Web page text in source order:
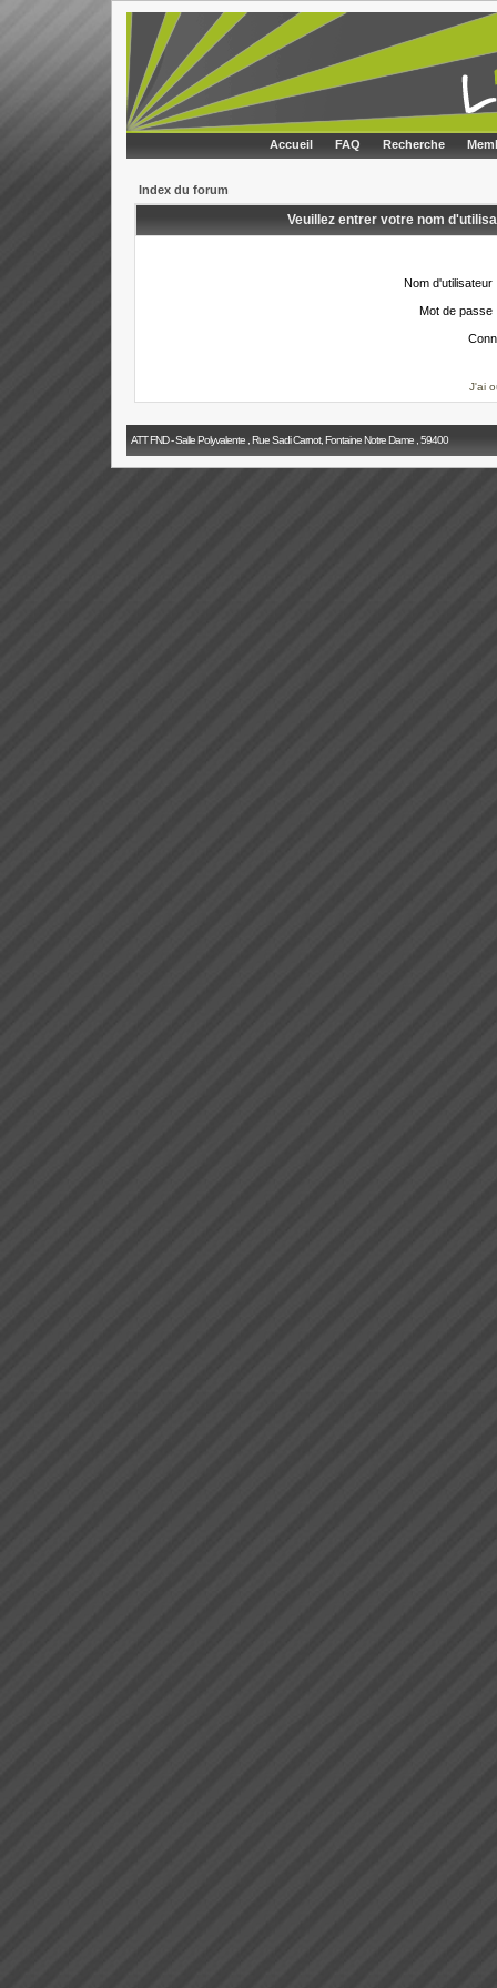
Accueil FAQ Recherche
Index du forum
Veuillez entrer votre nom
Nom d'utilisateur
Mot de passe
J'ai
ATT FND - Salle Polyvalente , Rue Sadi Carnot, Fontaine Notre Dame , 59400